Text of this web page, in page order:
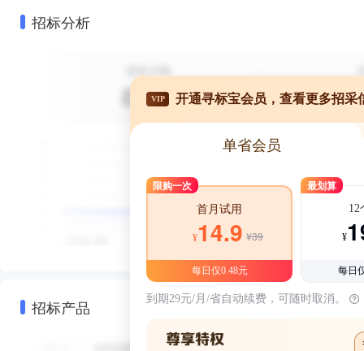
招标分析
招标产品
VIP 开通寻标宝会员，查看更多招采
单省会员
限购一次
首月试用
¥14.9 ¥39
每日仅0.48元
最划算
12
¥
每日
到期29元/月/省自动续费，可随时取消。